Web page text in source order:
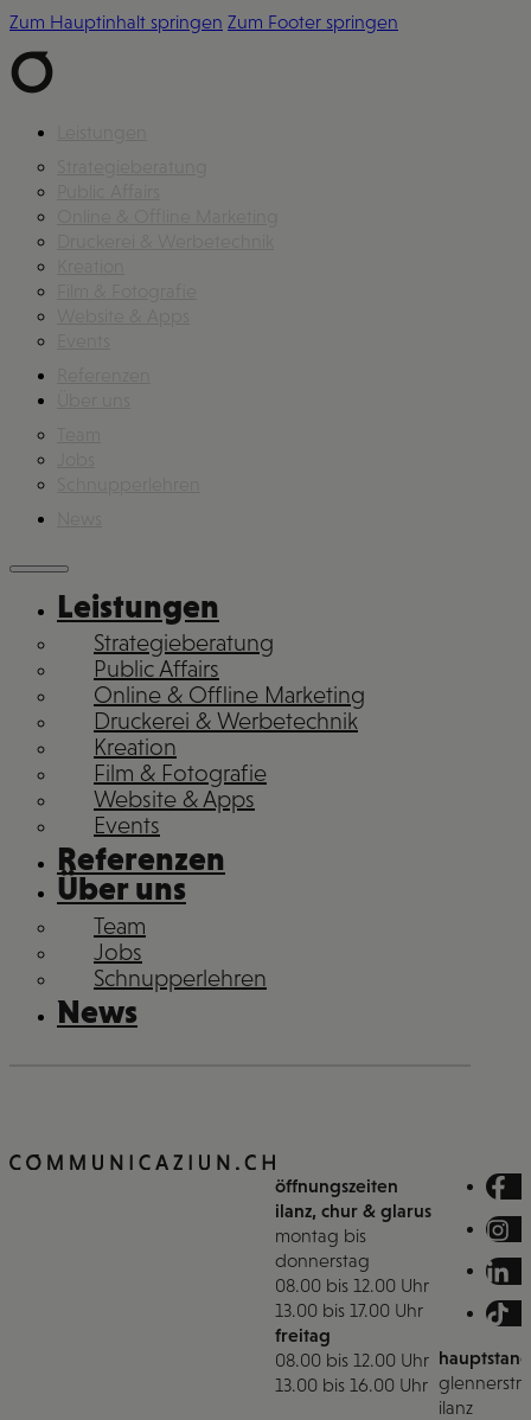
Zum Hauptinhalt springen Zum Footer springen
Leistungen
Strategieberatung
Public Affairs
Online & Offline Marketing
Druckerei & Werbetechnik
Kreation
Film & Fotografie
Website & Apps
Events
Referenzen
Über uns
Team
Jobs
Schnupperlehren
News
öffnungszeiten
ilanz, chur & glarus
montag bis
donnerstag
08.00 bis 12.00 Uhr
13.00 bis 17.00 Uhr
freitag
08.00 bis 12.00 Uhr
13.00 bis 16.00 Uhr
ilanz